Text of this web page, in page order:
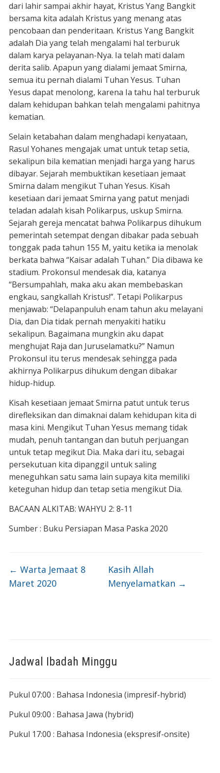
dari lahir sampai akhir hayat, Kristus Yang Bangkit
bersama kita adalah Kristus yang menang atas
pencobaan dan penderitaan. Kristus Yang Bangkit
adalah Dia yang telah mengalami hal terburuk
dalam karya pelayanan-Nya. Ia telah mati dalam
derita salib. Apapun yang dialami jemaat Smirna,
semua itu pernah dialami Tuhan Yesus. Tuhan
Yesus dapat menolong, karena Ia tahu hal terburuk
dalam kehidupan bahkan telah mengalami pahitnya
kematian.
Selain ketabahan dalam menghadapi kenyataan,
Rasul Yohanes mengajak umat untuk tetap setia,
sekalipun bila kematian menjadi harga yang harus
dibayar. Sejarah membuktikan kesetiaan jemaat
Smirna dalam mengikut Tuhan Yesus. Kisah
kesetiaan dari jemaat Smirna yang patut menjadi
teladan adalah kisah Polikarpus, uskup Smirna.
Sejarah gereja mencatat bahwa Polikarpus dihukum
pemerintah setempat dengan dibakar pada sebuah
tonggak pada tahun 155 M, yaitu ketika ia menolak
berkata bahwa “Kaisar adalah Tuhan.” Dia dibawa ke
stadium. Prokonsul mendesak dia, katanya
“Bersumpahlah, maka aku akan membebaskan
engkau, sangkallah Kristus!”. Tetapi Polikarpus
menjawab: “Delapanpuluh enam tahun aku melayani
Dia, dan Dia tidak pernah menyakiti hatiku
sekalipun. Bagaimana mungkin aku dapat
menghujat Raja dan Juruselamatku?” Namun
Prokonsul itu terus mendesak sehingga pada
akhirnya Polikarpus dihukum dengan dibakar
hidup-hidup.
Kisah kesetiaan jemaat Smirna patut untuk terus
direfleksikan dan dimaknai dalam kehidupan kita di
masa kini. Mengikut Tuhan Yesus memang tidak
mudah, penuh tantangan dan butuh perjuangan
untuk tetap megikut Dia. Maka dari itu, sebagai
persekutuan kita dipanggil untuk saling
meneguhkan satu sama lain supaya kita memiliki
keteguhan hidup dan tetap setia mengikut Dia.
BACAAN ALKITAB: WAHYU 2: 8-11
Sumber : Buku Persiapan Masa Paska 2020
← Warta Jemaat 8
Maret 2020
Kasih Allah
Menyelamatkan →
Jadwal Ibadah Minggu
Pukul 07:00 : Bahasa Indonesia (impresif-hybrid)
Pukul 09:00 : Bahasa Jawa (hybrid)
Pukul 17:00 : Bahasa Indonesia (ekspresif-onsite)